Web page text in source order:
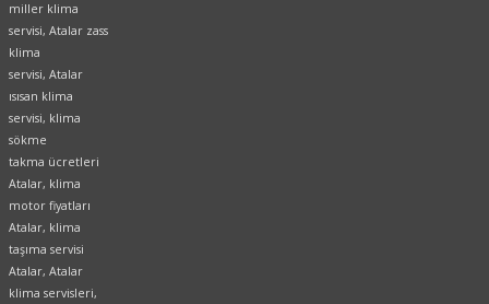
miller klima
servisi, Atalar zass
klima
servisi, Atalar
ısısan klima
servisi, klima
sökme
takma ücretleri
Atalar, klima
motor fiyatları
Atalar, klima
taşıma servisi
Atalar, Atalar
klima servisleri,